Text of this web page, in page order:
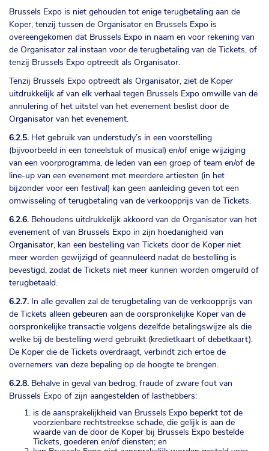
Brussels Expo is niet gehouden tot enige terugbetaling aan de
Koper, tenzij tussen de Organisator en Brussels Expo is
overeengekomen dat Brussels Expo in naam en voor rekening van
de Organisator zal instaan voor de terugbetaling van de Tickets, of
tenzij Brussels Expo optreedt als Organisator.
Tenzij Brussels Expo optreedt als Organisator, ziet de Koper
uitdrukkelijk af van elk verhaal tegen Brussels Expo omwille van de
annulering of het uitstel van het evenement beslist door de
Organisator van het evenement.
6.2.5. Het gebruik van understudy’s in een voorstelling
(bijvoorbeeld in een toneelstuk of musical) en/of enige wijziging
van een voorprogramma, de leden van een groep of team en/of de
line-up van een evenement met meerdere artiesten (in het
bijzonder voor een festival) kan geen aanleiding geven tot een
omwisseling of terugbetaling van de verkoopprijs van de Tickets.
6.2.6. Behoudens uitdrukkelijk akkoord van de Organisator van het
evenement of van Brussels Expo in zijn hoedanigheid van
Organisator, kan een bestelling van Tickets door de Koper niet
meer worden gewijzigd of geannuleerd nadat de bestelling is
bevestigd, zodat de Tickets niet meer kunnen worden omgeruild of
terugbetaald.
6.2.7. In alle gevallen zal de terugbetaling van de verkoopprijs van
de Tickets alleen gebeuren aan de oorspronkelijke Koper van de
oorspronkelijke transactie volgens dezelfde betalingswijze als die
welke bij de bestelling werd gebruikt (kredietkaart of debetkaart).
De Koper die de Tickets overdraagt, verbindt zich ertoe de
overnemers van deze bepaling op de hoogte te brengen.
6.2.8. Behalve in geval van bedrog, fraude of zware fout van
Brussels Expo of zijn aangestelden of lasthebbers:
is de aansprakelijkheid van Brussels Expo beperkt tot de
voorzienbare rechtstreekse schade, die gelijk is aan de
waarde van de door de Koper bij Brussels Expo bestelde
Tickets, goederen en/of diensten; en